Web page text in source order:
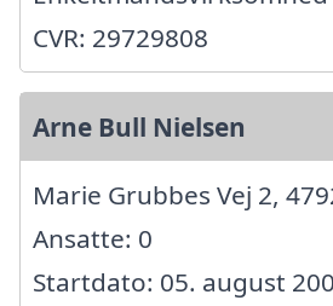
CVR: 29729808
Arne Bull Nielsen
Marie Grubbes Vej 2,
Ansatte: 0
Startdato: 05. august